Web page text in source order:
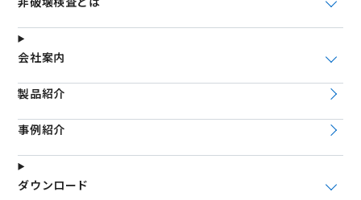
会社案内
製品紹介
事例紹介
ダウンロード